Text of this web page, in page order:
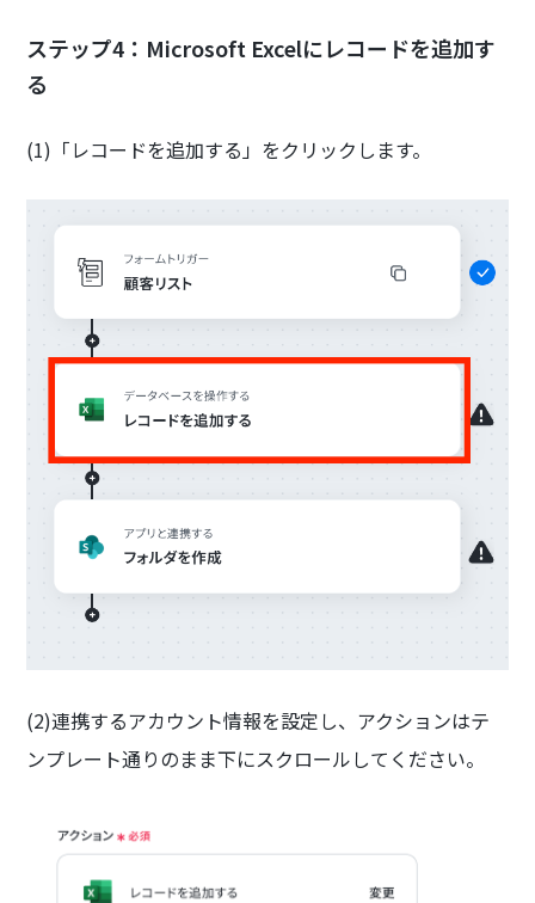
ステップ4：Microsoft Excelにレコードを追加す
る
(1)「レコードを追加する」をクリックします。
(2)連携するアカウント情報を設定し、アクションはテ
ンプレート通りのまま下にスクロールしてください。